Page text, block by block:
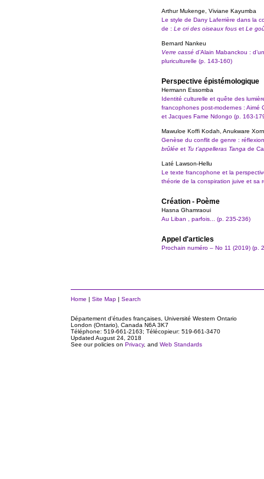
Arthur Mukenge, Viviane Kayumba
Le style de Dany Laferrière dans la
de : Le cri des oiseaux fous et Le
Bernard Nankeu
Verre cassé d’Alain Mabanckou :
pluriculturelle (p. 143-160)
Perspective épistémologique
Hermann Essomba
Identité culturelle et quête des
francophones post-modernes : Aimé
et Jacques Fame Ndongo (p. 163-
Mawuloe Koffi Kodah, Anukware
Genèse du conflit de genre :
brûlée et Tu t’appelleras Tanga de
Laté Lawson-Hellu
Le texte francophone et la
théorie de la conspiration juive et sa
Création - Poème
Hasna Ghamraoui
Au Liban , parfois... (p. 235-236)
Appel d'articles
Prochain numéro – No 11 (2019) (p.
Home | Site Map | Search
Département d'études françaises, Université Western Ontario
London (Ontario), Canada N6A 3K7
Téléphone: 519-661-2163; Télécopieur: 519-661-3470
Updated August 24, 2018
See our policies on Privacy, and Web Standards